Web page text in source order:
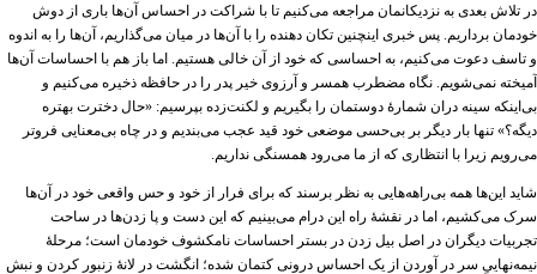
در تلاش بعدی به نزدیکانمان مراجعه می‌کنیم تا با شراکت در احساس آن‌ها باری از دوش
خودمان برداریم. پس خبری اینچنین تکان دهنده را با آن‌ها در میان می‌گذاریم، آن‌ها را به اندوه
و تاسف دعوت می‌کنیم، به احساسی که خود از آن خالی هستیم. اما باز هم با احساسات آن‌ها
آمیخته نمی‌شویم. نگاه مضطرب همسر و آرزوی خیر پدر را در حافظه ذخیره می‌کنیم و
بی‌اینکه سینه دران شمارۀ دوستمان را بگیریم و لکنت‌زده بپرسیم: «حال دخترت بهتره
دیگه؟» تنها بار دیگر بر بی‌حسی موضعی خود قید عجب می‌بندیم و در چاه بی‌معنایی فروتر
می‌رویم زیرا با انتظاری که از ما می‌رود همسنگی نداریم.
شاید این‌ها همه بی‌راهه‌هایی به نظر برسند که برای فرار از خود و حس واقعی خود در آن‌ها
سرک می‌کشیم، اما در نقشۀ راه این درام می‌بینیم که این دست و پا زدن‌ها در ساحت
تجربیات دیگران در اصل بیل زدن در بستر احساسات نامکشوف خودمان است؛ مرحلۀ
نیمه‌نهاییِ سر در آوردن از یک احساس درونی کتمان شده؛ انگشت در لانۀ زنبور کردن و نبش